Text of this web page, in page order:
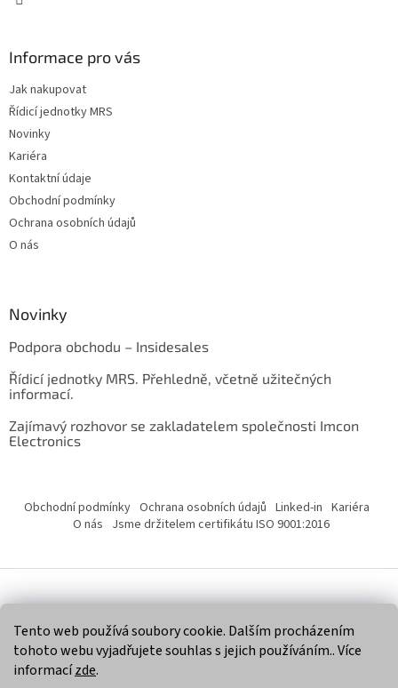
Tento web používá soubory cookie. Dalším procházením
tohoto webu vyjadřujete souhlas s jejich používáním.. Více
informacízde.
Informace pro vás
Jak nakupovat
Řídicí jednotky MRS
Novinky
Kariéra
Kontaktní údaje
Obchodní podmínky
Ochrana osobních údajů
O nás
Novinky
Podpora obchodu – Insidesales
Řídicí jednotky MRS. Přehledně, včetně užitečných
informací.
Zajímavý rozhovor se zakladatelem společnosti Imcon
Electronics
Obchodní podmínky Ochrana osobních údajů Linked-in Kariéra
O nás Jsme držitelem certifikátu ISO 9001:2016
Copyright 2026